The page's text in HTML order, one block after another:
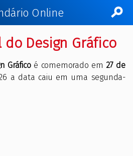
Online
Design Gráfico
Gráficoé comemorado em 27 de
a data caiu em uma segunda-